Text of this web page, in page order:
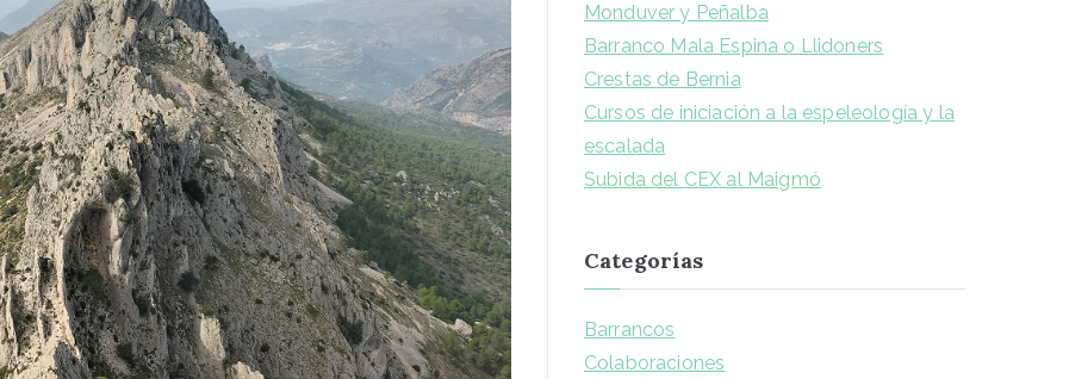
Monduver y Peñalba
Barranco Mala Espina o Llidoners
Crestas de Bernia
Cursos de iniciación a la espeleología y la
escalada
Subida del CEX al Maigmó
Categorías
Barrancos
Colaboraciones